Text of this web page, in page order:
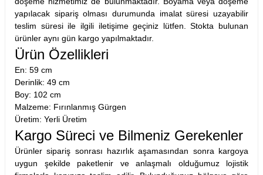
yapılacak sipariş olması durumunda imalat süresi uzayabilir
teslim süresi ile ilgili iletişime geçiniz lütfen. Stokta bulunan
ürünler aynı gün kargo yapılmaktadır.
Ürün Özellikleri
En: 59 cm
Derinlik: 49 cm
Boy: 102 cm
Malzeme: Fırınlanmış Gürgen
Üretim: Yerli Üretim
Kargo Süreci ve Bilmeniz Gerekenler
Ürünler sipariş sonrası hazırlık aşamasından sonra kargoya
uygun şekilde paketlenir ve anlaşmalı olduğumuz lojistik